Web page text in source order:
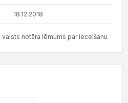
18.12.2018
notāra lēmums par iecelšanu